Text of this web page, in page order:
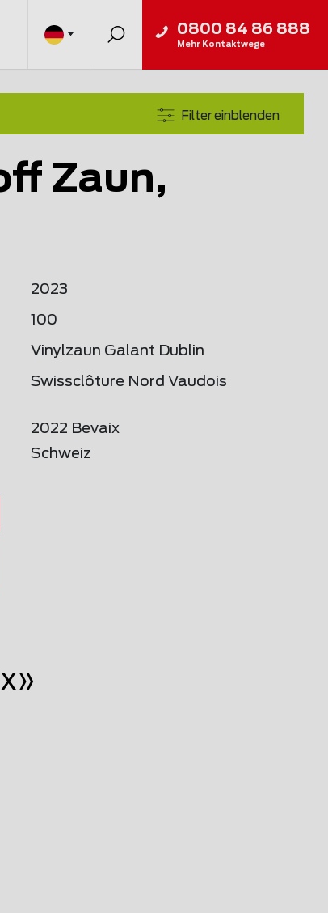
0800 84 86 888
Mehr Kontaktwege
Filter einblenden
Zaun,
2023
100
Vinylzaun Galant Dublin
Swissclôture Nord Vaudois
2022 Bevaix
Schweiz